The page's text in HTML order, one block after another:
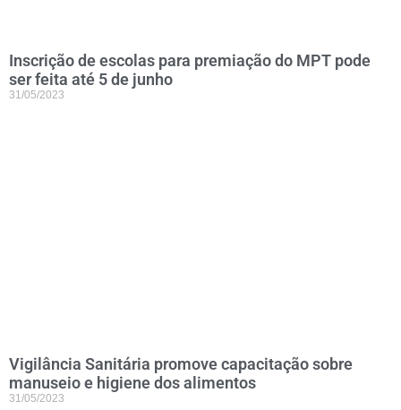
Inscrição de escolas para premiação do MPT pode
ser feita até 5 de junho
31/05/2023
Vigilância Sanitária promove capacitação sobre
manuseio e higiene dos alimentos
31/05/2023